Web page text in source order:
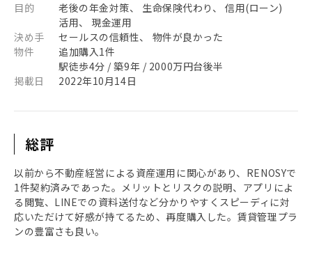
目的
老後の年金対策、 生命保険代わり、 信用(ローン)
活用、 現金運用
決め手
セールスの信頼性、 物件が良かった
物件
追加購入1件
駅徒歩4分 / 築9年 / 2000万円台後半
掲載日
2022年10月14日
総評
以前から不動産経営による資産運用に関心があり、RENOSYで
1件契約済みであった。メリットとリスクの説明、アプリによ
る閲覧、LINEでの資料送付など分かりやすくスピーディに対
応いただけて好感が持てるため、再度購入した。賃貸管理プラ
ンの豊富さも良い。